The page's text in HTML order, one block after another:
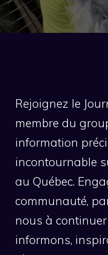
Rejoignez le
membre du
information
incontournable
au Québec.
communauté,
nous à continuer
informons,